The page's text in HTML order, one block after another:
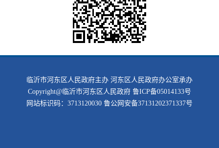
临沂市河东区人民政府主办 河东区人民政府办公室承办
Copyright@临沂市河东区人民政府 鲁ICP备05014133号
网站标识码：3713120030 鲁公网安备37131202371337号